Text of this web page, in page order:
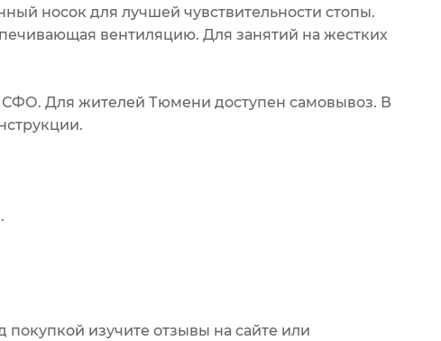
носок для лучшей чувствительности стопы.
вентиляцию. Для занятий на жестких
Для жителей Тюмени доступен самовывоз. В
изучите отзывы на сайте или